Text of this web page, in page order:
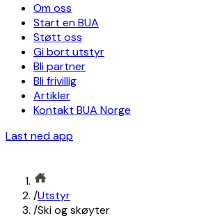
Om oss
Start en BUA
Støtt oss
Gi bort utstyr
Bli partner
Bli frivillig
Artikler
Kontakt BUA Norge
Last ned app
/Utstyr
/Ski og skøyter